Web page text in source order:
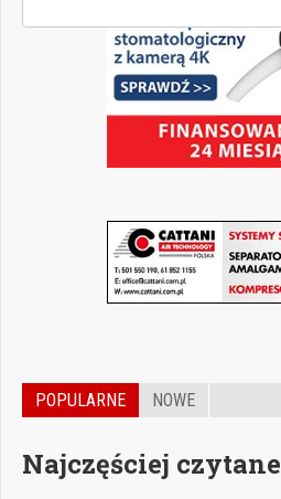
POPULARNE NOWE
Najczęściej czytane